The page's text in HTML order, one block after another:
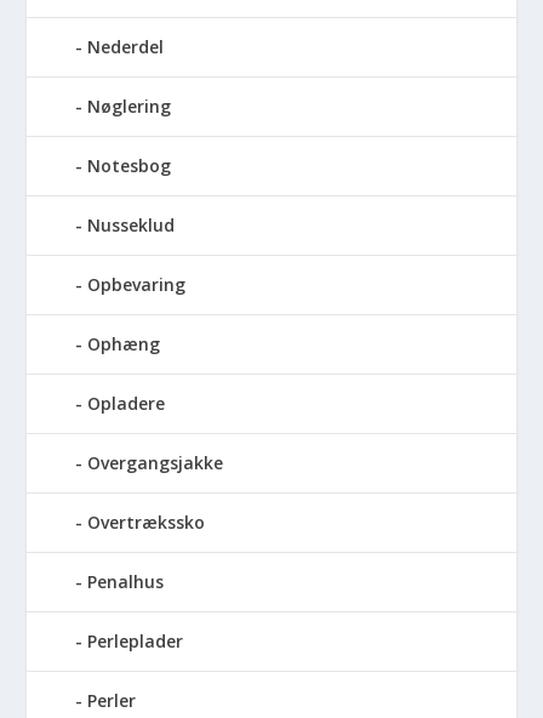
Nederdel
Nøglering
Notesbog
Nusseklud
Opbevaring
Ophæng
Opladere
Overgangsjakke
Overtrækssko
Penalhus
Perleplader
Perler